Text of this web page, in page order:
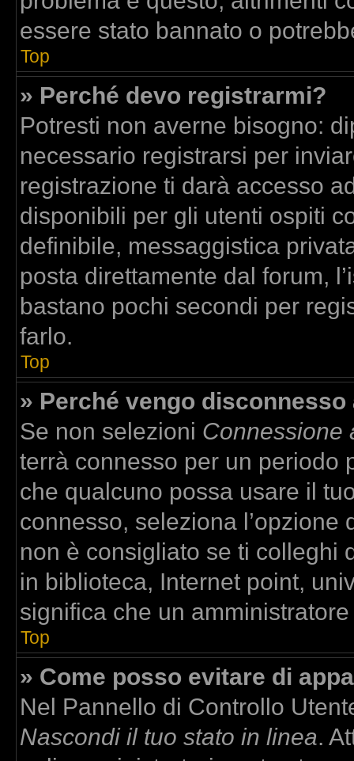
essere stato bannato o
Top
» Perché devo registrarmi?
Potresti non averne bisogno:
necessario registrarsi per
registrazione ti darà accesso
disponibili per gli utenti ospiti
definibile, messaggistica
posta direttamente dal forum,
bastano pochi secondi per
farlo.
Top
» Perché vengo
Se non selezioni Connessione
terrà connesso per un periodo
che qualcuno possa usare il
connesso, seleziona
non è consigliato se ti colleghi
in biblioteca, Internet point,
significa che un
Top
» Come posso evitare di
Nel Pannello di Controllo
Nascondi il tuo stato in linea.